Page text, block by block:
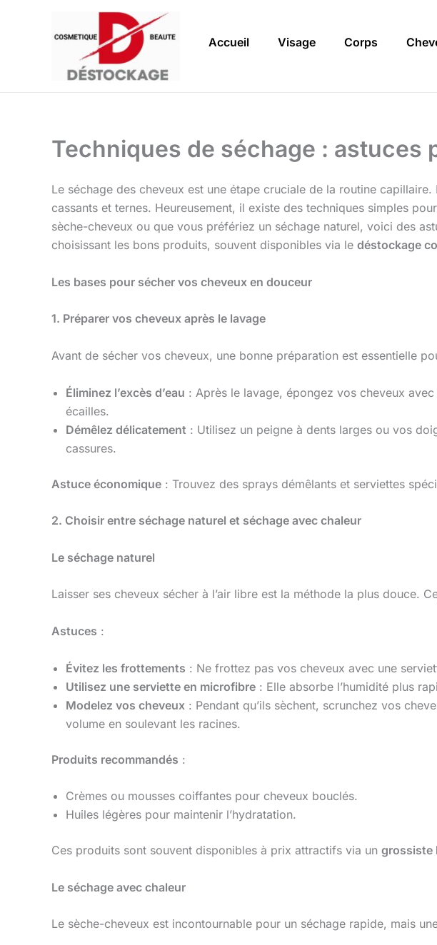
Accueil Visage Corps
Techniques de séchage : astuces
Le séchage des cheveux est une étape cruciale de la routine
cassants et ternes. Heureusement, il existe des techniques simples
sèche-cheveux ou que vous préfériez un séchage naturel, voici des
choisissant les bons produits, souvent disponibles via le déstockage
Les bases pour sécher vos cheveux en douceur
1. Préparer vos cheveux après le lavage
Avant de sécher vos cheveux, une bonne préparation est essentielle
Éliminez l’excès d’eau : Après le lavage, épongez vos cheveux
écailles.
Démêlez délicatement : Utilisez un peigne à dents larges ou vos
cassures.
Astuce économique : Trouvez des sprays démêlants et serviettes
2. Choisir entre séchage naturel et séchage avec chaleur
Le séchage naturel
Laisser ses cheveux sécher à l’air libre est la méthode la plus douce.
Astuces :
Évitez les frottements : Ne frottez pas vos cheveux avec une
Utilisez une serviette en microfibre : Elle absorbe l’humidité plus
Modelez vos cheveux : Pendant qu’ils sèchent, scrunchez vos
volume en soulevant les racines.
Produits recommandés :
Crèmes ou mousses coiffantes pour cheveux bouclés.
Huiles légères pour maintenir l’hydratation.
Ces produits sont souvent disponibles à prix attractifs via un grossiste
Le séchage avec chaleur
Le sèche-cheveux est incontournable pour un séchage rapide, mais